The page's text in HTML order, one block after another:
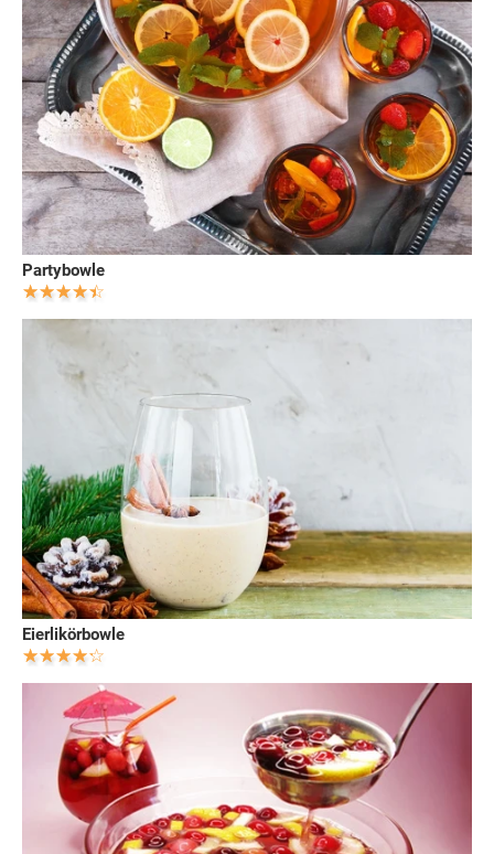
Partybowle
Eierlikörbowle